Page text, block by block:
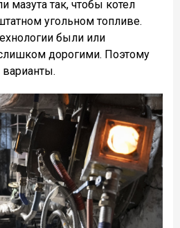
мазута так, чтобы котел
угольном топливе.
были или
дорогими. Поэтому